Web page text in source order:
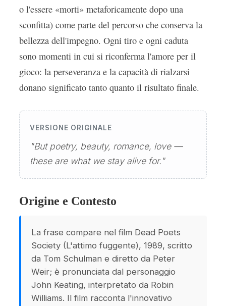
o l'essere «morti» metaforicamente dopo una
sconfitta) come parte del percorso che conserva la
bellezza dell'impegno. Ogni tiro e ogni caduta
sono momenti in cui si riconferma l'amore per il
gioco: la perseveranza e la capacità di rialzarsi
donano significato tanto quanto il risultato finale.
VERSIONE ORIGINALE
"But poetry, beauty, romance, love —
these are what we stay alive for."
Origine e Contesto
La frase compare nel film Dead Poets
Society (L'attimo fuggente), 1989, scritto
da Tom Schulman e diretto da Peter
Weir; è pronunciata dal personaggio
John Keating, interpretato da Robin
Williams. Il film racconta l'innovativo